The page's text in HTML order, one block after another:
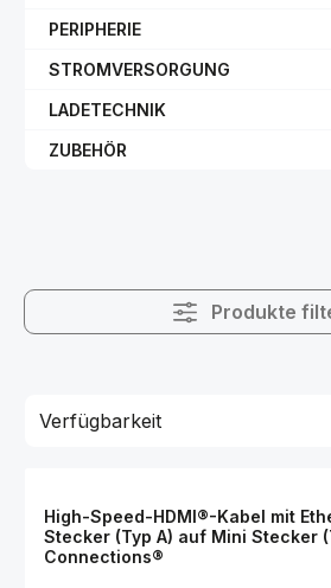
PERIPHERIE
STROMVERSORGUNG
LADETECHNIK
ZUBEHÖR
Produkte
High-Speed-HDMI®-Kabel mit
Stecker (Typ A) auf Mini Stecker
Connections®